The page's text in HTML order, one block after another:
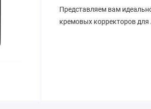
Представляем вам
кремовых корректоров для